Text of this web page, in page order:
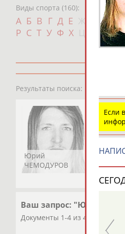
Виды спорта (160):
А Б В Г Д Е И К
Р С Т У Ф Х Ш Щ
Результаты поиска:
Юрий
ЧЕМОДУРОВ
Ваш запрос: "Юрий
Документы 1-4 из 4
Если